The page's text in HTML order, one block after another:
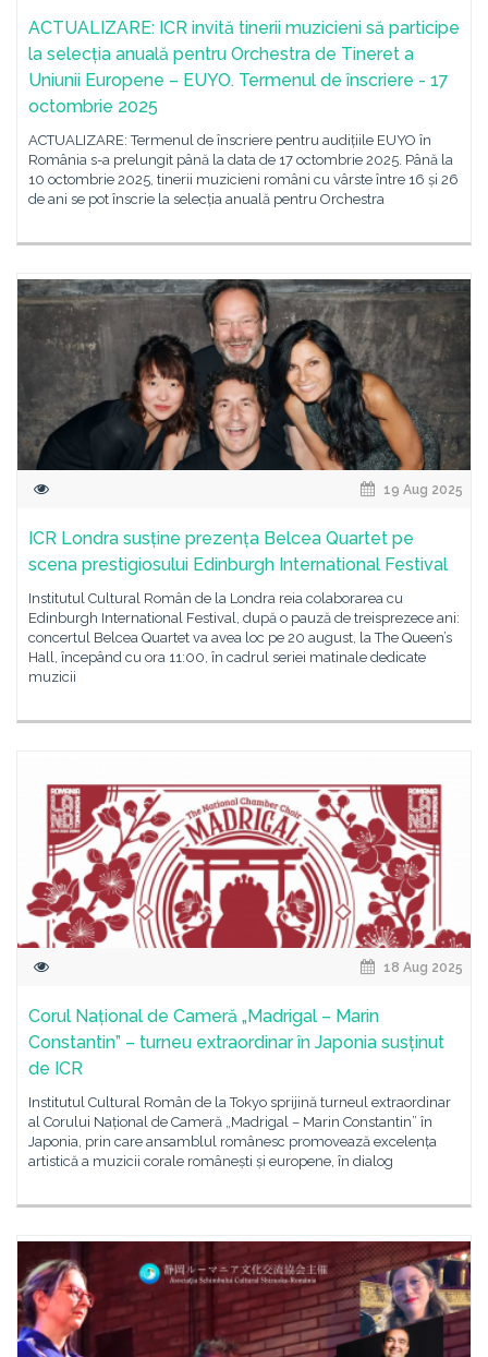
ACTUALIZARE: ICR invită tinerii muzicieni să participe
la selecția anuală pentru Orchestra de Tineret a
Uniunii Europene – EUYO. Termenul de înscriere - 17
octombrie 2025
ACTUALIZARE: Termenul de înscriere pentru audițiile EUYO în
România s-a prelungit până la data de 17 octombrie 2025. Până la
10 octombrie 2025, tinerii muzicieni români cu vârste între 16 și 26
de ani se pot înscrie la selecția anuală pentru Orchestra
19 Aug 2025
ICR Londra susține prezența Belcea Quartet pe
scena prestigiosului Edinburgh International Festival
Institutul Cultural Român de la Londra reia colaborarea cu
Edinburgh International Festival, după o pauză de treisprezece ani:
concertul Belcea Quartet va avea loc pe 20 august, la The Queen’s
Hall, începând cu ora 11:00, în cadrul seriei matinale dedicate
muzicii
18 Aug 2025
Corul Național de Cameră „Madrigal – Marin
Constantin” – turneu extraordinar în Japonia susținut
de ICR
Institutul Cultural Român de la Tokyo sprijină turneul extraordinar
al Corului Național de Cameră „Madrigal – Marin Constantin” în
Japonia, prin care ansamblul românesc promovează excelența
artistică a muzicii corale românești și europene, în dialog